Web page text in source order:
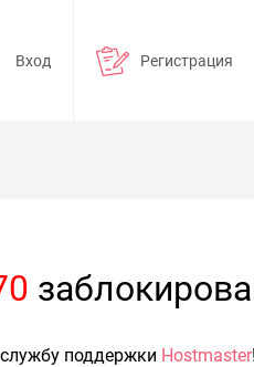
Вход Регистрация
поддержки Hostmaster!